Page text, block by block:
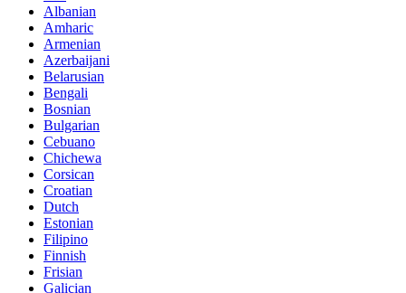
Albanian
Amharic
Armenian
Azerbaijani
Belarusian
Bengali
Bosnian
Bulgarian
Cebuano
Chichewa
Corsican
Croatian
Dutch
Estonian
Filipino
Finnish
Frisian
Galician